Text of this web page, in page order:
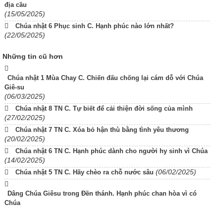
địa cầu
(15/05/2025)
Chúa nhật 6 Phục sinh C. Hạnh phúc nào lớn nhất?
(22/05/2025)
Những tin cũ hơn
Chúa nhật 1 Mùa Chay C. Chiến đấu chống lại cám dỗ với Chúa
Giê-su
(06/03/2025)
Chúa nhật 8 TN C. Tự biết để cải thiện đời sống của mình
(27/02/2025)
Chúa nhật 7 TN C. Xóa bỏ hận thù bằng tình yêu thương
(20/02/2025)
Chúa nhật 6 TN C. Hạnh phúc dành cho người hy sinh vì Chúa
(14/02/2025)
Chúa nhật 5 TN C. Hãy chèo ra chỗ nước sâu (06/02/2025)
Dâng Chúa Giêsu trong Đền thánh. Hạnh phúc chan hòa vì có
Chúa